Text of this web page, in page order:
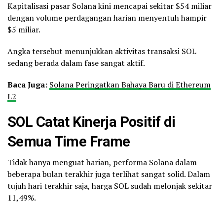
Kapitalisasi pasar Solana kini mencapai sekitar $54 miliar
dengan volume perdagangan harian menyentuh hampir
$5 miliar.
Angka tersebut menunjukkan aktivitas transaksi SOL
sedang berada dalam fase sangat aktif.
Baca Juga: Solana Peringatkan Bahaya Baru di Ethereum
L2
SOL Catat Kinerja Positif di
Semua Time Frame
Tidak hanya menguat harian, performa Solana dalam
beberapa bulan terakhir juga terlihat sangat solid. Dalam
tujuh hari terakhir saja, harga SOL sudah melonjak sekitar
11,49%.